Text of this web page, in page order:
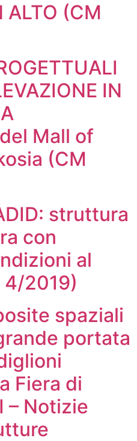
ALTO (CM
IN
Mall of
(CM
struttura
con
al
2019)
spaziali
portata
Fiera di
– Notizie